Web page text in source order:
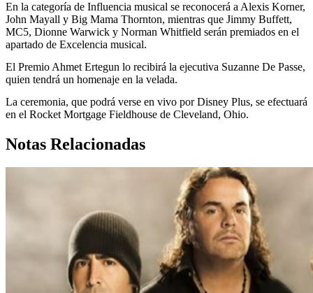
En la categoría de Influencia musical se reconocerá a Alexis Korner,
John Mayall y Big Mama Thornton, mientras que Jimmy Buffett,
MC5, Dionne Warwick y Norman Whitfield serán premiados en el
apartado de Excelencia musical.
El Premio Ahmet Ertegun lo recibirá la ejecutiva Suzanne De Passe,
quien tendrá un homenaje en la velada.
La ceremonia, que podrá verse en vivo por Disney Plus, se efectuará
en el Rocket Mortgage Fieldhouse de Cleveland, Ohio.
Notas Relacionadas